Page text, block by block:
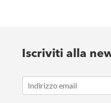
Iscriviti alla
m